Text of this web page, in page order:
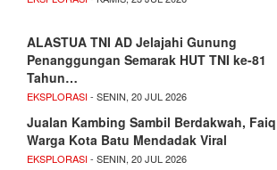
ALASTUA TNI AD Jelajahi Gunung
Penanggungan Semarak HUT TNI ke-81
Tahun…
EKSPLORASI- SENIN, 20 JUL 2026
Jualan Kambing Sambil Berdakwah, Faiq
Warga Kota Batu Mendadak Viral
EKSPLORASI- SENIN, 20 JUL 2026